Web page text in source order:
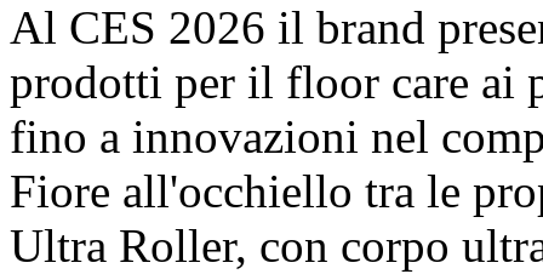
Al CES 2026 il brand
prodotti per il floor care ai
fino a innovazioni nel
Fiore all'occhiello tra le
Ultra Roller, con corpo